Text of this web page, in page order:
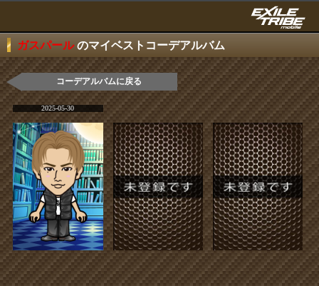
ガスパールのマイベストコーデアルバム
コーデアルバムに戻る
2025-05-30